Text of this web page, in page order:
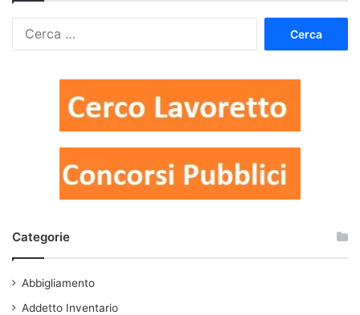
Categorie
Abbigliamento
Addetto Inventario